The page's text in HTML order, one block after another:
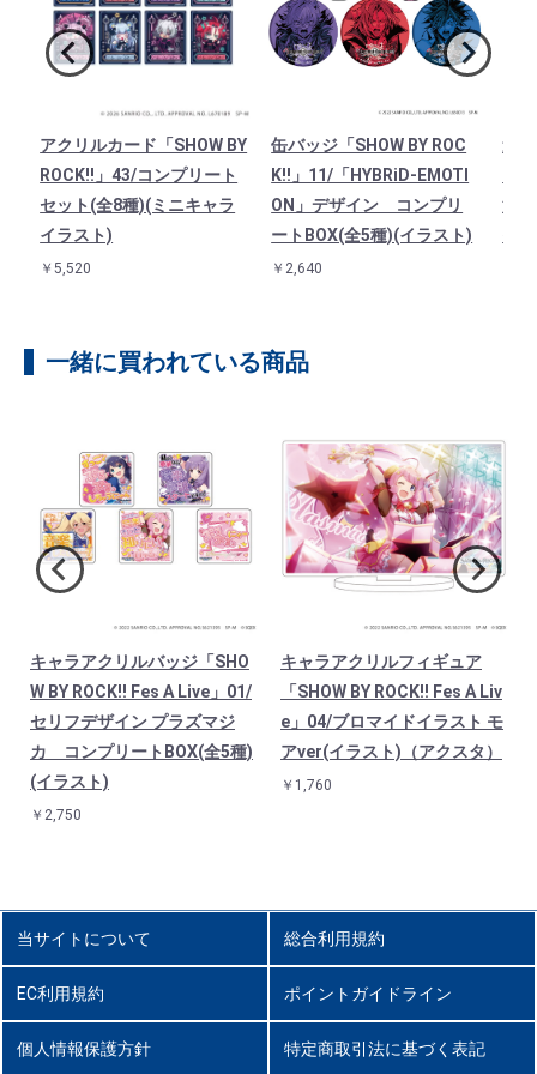
アクリルカード「SHOW BY
ROCK!!」43/コンプリート
セット(全8種)(ミニキャラ
イラスト)
￥5,520
缶バッジ「SHOW BY ROC
K!!」11/「HYBRiD-EMOTI
ON」デザイン コンプリ
ートBOX(全5種)(イラスト)
￥2,640
連
法
一緒に買われている商品
キャラアクリルバッジ「SHO
W BY ROCK!! Fes A Live」01/
セリフデザイン プラズマジ
カ コンプリートBOX(全5種)
(イラスト)
￥2,750
キャラアクリルフィギュア
「SHOW BY ROCK!! Fes A Liv
e」04/ブロマイドイラスト モ
アver(イラスト)（アクスタ）
￥1,760
当サイトについて 総合利用規約
EC利用規約 ポイントガイドライン
個人情報保護方針 特定商取引法に基づく表記